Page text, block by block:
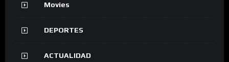
Movies
DEPORTES
ACTUALIDAD